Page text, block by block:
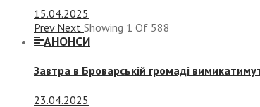
15.04.2025
Prev Next Showing 1 Of 588
АНОНСИ
Завтра в Броварській громаді
23.04.2025